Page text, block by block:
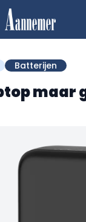
Batterijen
maar